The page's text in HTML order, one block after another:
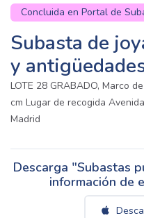
Concluida en Portal de
Subasta de
y
LOTE 28 GRABADO, Marco
cm Lugar de recogida
Madrid
Descarga "Subastas
información de